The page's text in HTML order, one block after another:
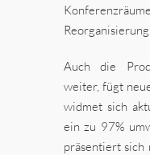
Auch die
weiter, fügt
widmet sich
ein zu 97%
präsentiert sich